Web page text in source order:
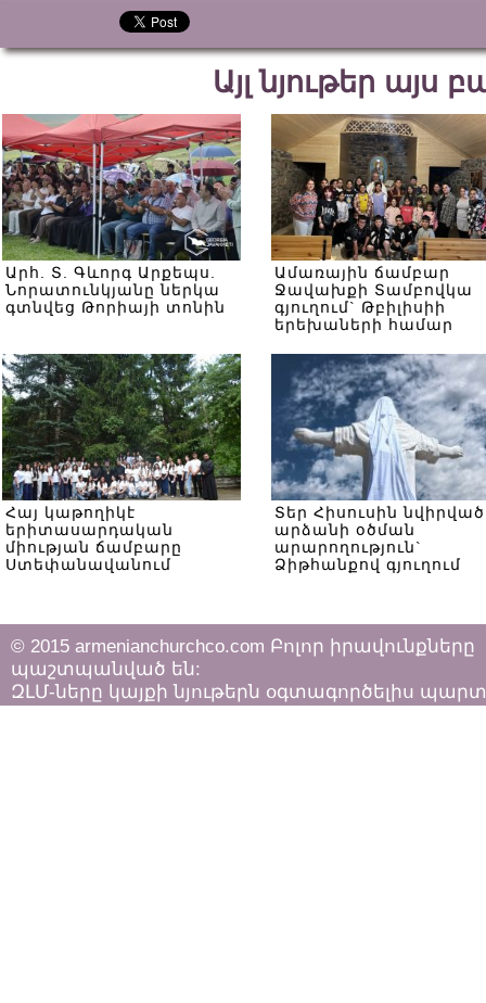
Այլ նյութեր այս
Արհ. Տ. Գևորգ Արքեպս.
Նորատունկյանը ներկա
գտնվեց Թորիայի տոնին
Ամառային ճամբար
Ջավախքի Տամբովկա
գյուղում` Թբիլիսիի
երեխաների համար
Հայ կաթողիկէ
երիտասարդական
միության ճամբարը
Ստեփանավանում
Տեր Հիսուսին նվիրված
արձանի օծման
արարողություն`
Ձիթհանքով գյուղում
© 2015 armenianchurchco.com Բոլոր իրավունքները
պաշտպանված են:
ԶԼՄ-ները կայքի նյութերն օգտագործելիս